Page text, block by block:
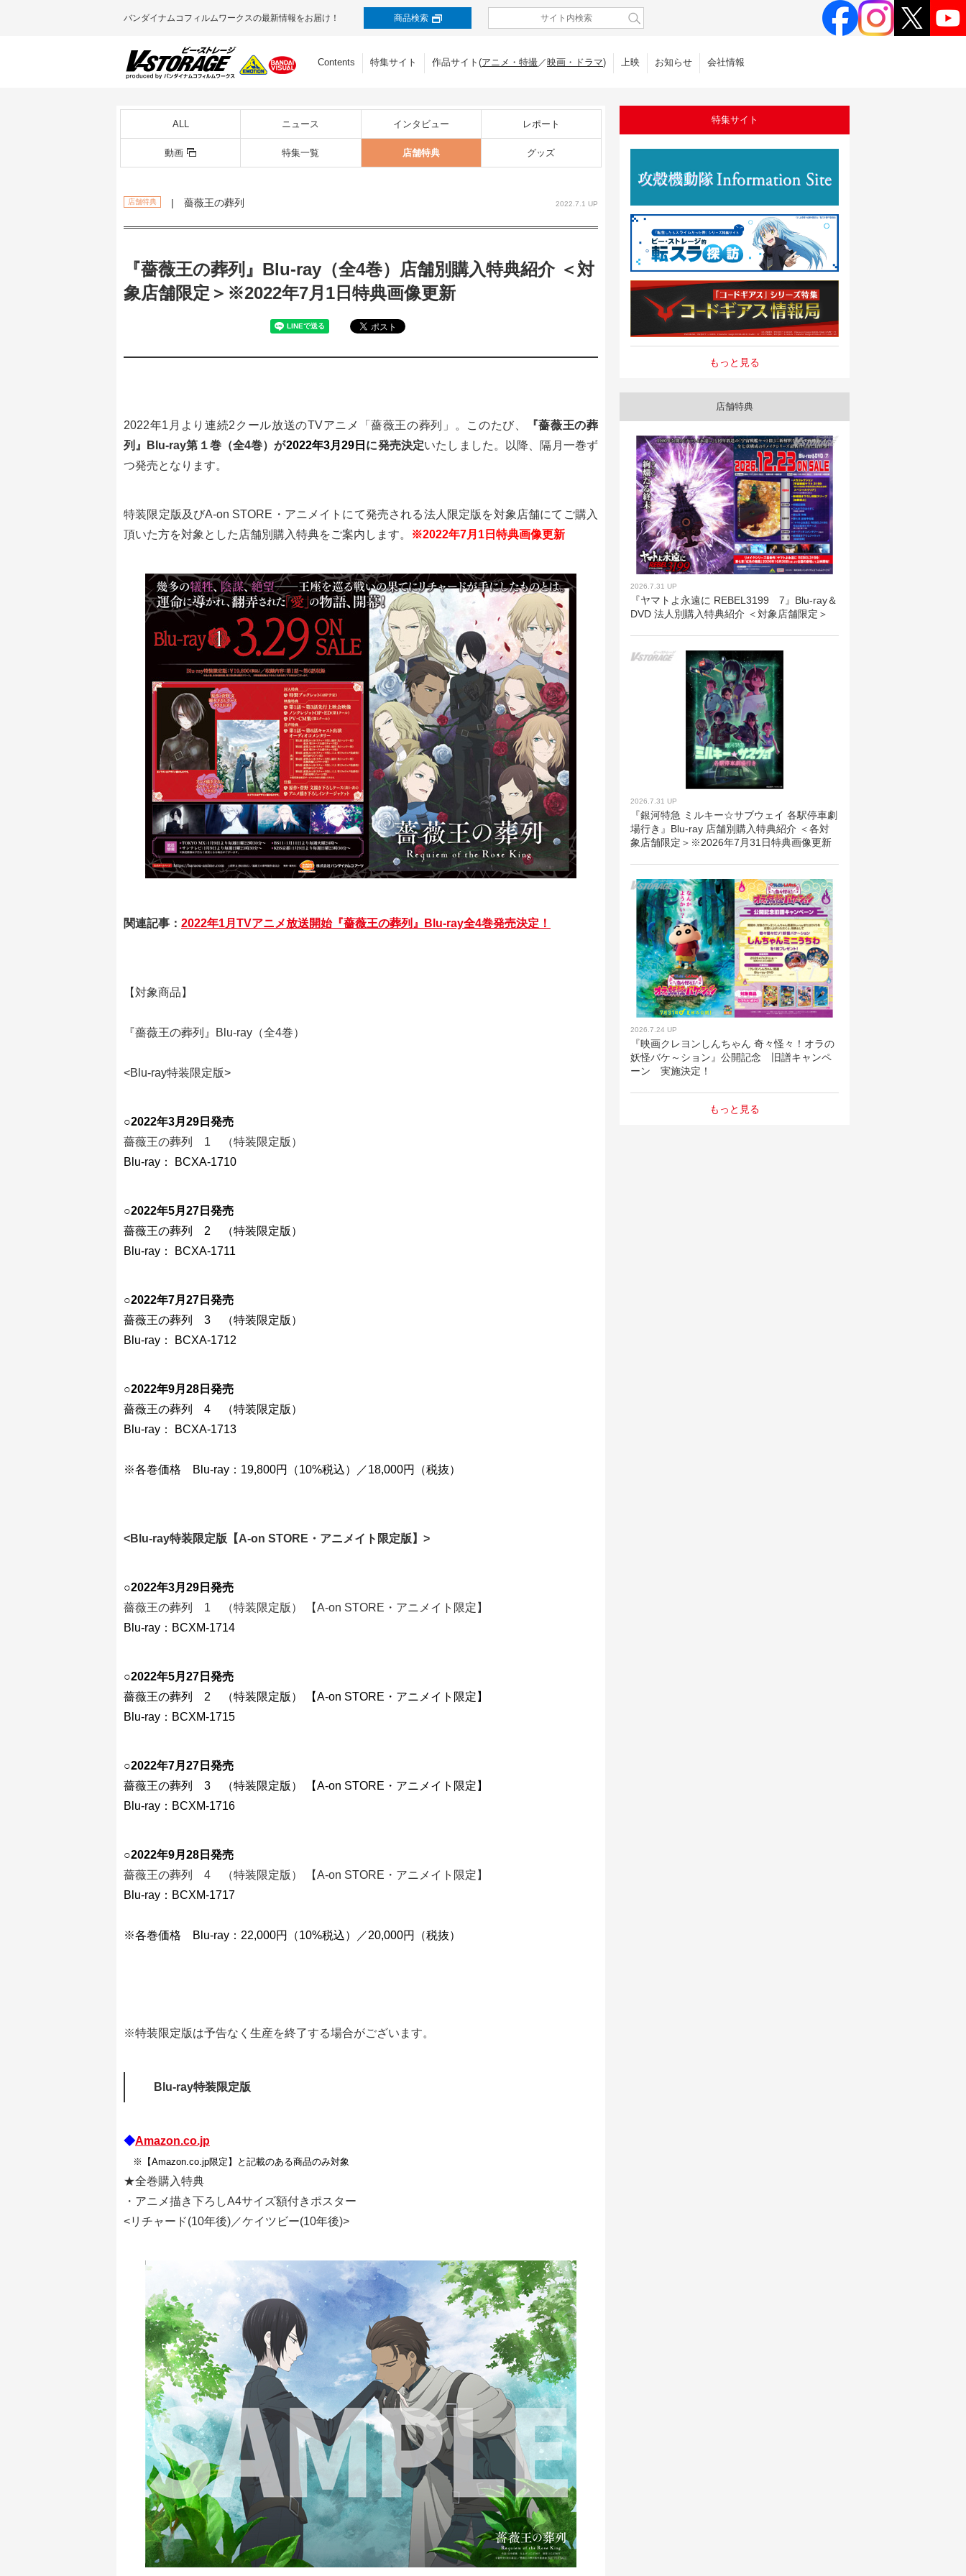
バンダイナムコフィルムワークスの最新情報をお届け！ 商品検索
Contents 特集サイト 作品サイト(アニメ・特撮／映画・ドラマ) 上映 お知らせ 会社情報
ALL ニュース インタビュー レポート
動画 特集一覧 店舗特典 グッズ
店舗特典 | 薔薇王の葬列 2022.7.1 UP
『薔薇王の葬列』Blu-ray（全4巻）店舗別購入特典紹介 ＜対
象店舗限定＞※2022年7月1日特典画像更新
2022年1月より連続2クール放送のTVアニメ「薔薇王の葬列」。このたび、
『薔薇王の葬
列』Blu-ray第１巻（全4巻）が2022年3月29日 に発売決定いたしました。以降、隔月一巻ず
つ発売となります。
特装限定版及びA-on STORE・アニメイトにて発売される法人限定版を対象店舗にてご購入
頂いた方を対象とした店舗別購入特典をご案内します。
※2022年7月1日特典画像更新
関連記事： 2022年1月TVアニメ放送開始『薔薇王の葬列』Blu-ray全4巻発売決定！
【対象商品】
『薔薇王の葬列』Blu-ray（全4巻）
<Blu-ray特装限定版>
○2022年3月29日発売
薔薇王の葬列 1 （特装限定版）
Blu-ray： BCXA-1710
○2022年5月27日発売
薔薇王の葬列 2 （特装限定版）
Blu-ray： BCXA-1711
○2022年7月27日発売
薔薇王の葬列 3 （特装限定版）
Blu-ray： BCXA-1712
○2022年9月28日発売
薔薇王の葬列 4 （特装限定版）
Blu-ray： BCXA-1713
※各巻価格 Blu-ray：19,800円（10%税込）／18,000円（税抜）
<Blu-ray特装限定版【A-on STORE・アニメイト限定版】>
○2022年3月29日発売
薔薇王の葬列 1 （特装限定版） 【A-on STORE・アニメイト限定】
Blu-ray：BCXM-1714
○2022年5月27日発売
薔薇王の葬列 2 （特装限定版） 【A-on STORE・アニメイト限定】
Blu-ray：BCXM-1715
○2022年7月27日発売
薔薇王の葬列 3 （特装限定版） 【A-on STORE・アニメイト限定】
Blu-ray：BCXM-1716
○2022年9月28日発売
薔薇王の葬列 4 （特装限定版） 【A-on STORE・アニメイト限定】
Blu-ray：BCXM-1717
※各巻価格 Blu-ray：22,000円（10%税込）／20,000円（税抜）
※特装限定版は予告なく生産を終了する場合がございます。
Blu-ray特装限定版
◆Amazon.co.jp
※【Amazon.co.jp限定】と記載のある商品のみ対象
★全巻購入特典
・アニメ描き下ろしA4サイズ額付きポスター
<リチャード(10年後)／ケイツビー(10年後)>
特集サイト
もっと見る
店舗特典
2026.7.31 UP
『ヤマトよ永遠に REBEL3199 7』Blu-ray＆
DVD 法人別購入特典紹介 ＜対象店舗限定＞
2026.7.31 UP
『銀河特急 ミルキー☆サブウェイ 各駅停車劇
場行き』Blu-ray 店舗別購入特典紹介 ＜各対
象店舗限定＞※2026年7月31日特典画像更新
2026.7.24 UP
『映画クレヨンしんちゃん 奇々怪々！オラの
妖怪バケ～ション』公開記念 旧譜キャンペ
ーン 実施決定！
もっと見る